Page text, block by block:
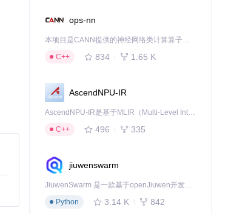
MiniMax H3 是一个通用的全模态生成系统。它支持对由文本、图像、视频和音频组成的多模态上下文进行统一理解，并能生成分辨率高达 2K、时长可达 15 秒的带原生立体声音频的视频。得益于面向任务泛化的系统设计，H3 在预训练阶段就已具备广泛的多模态上下文理解与生成能力，能够出色地执行复杂的多模态指令。
ops-nn
本项目是CANN提供的神经网络类计算算子库，实现网络在NPU上加速计算。
C++
834 1.65 K
AscendNPU-IR
AscendNPU-IR是基于MLIR（Multi-Level Intermediate Representation）构建的，面向昇腾亲和算子编译时使用的中间表示，提供昇腾完备表达能力，通过编译优化提升昇腾AI处理器计算效率，支持通过生态框架使能昇腾AI处理器与深度调优
C++
496 335
jiuwenswarm
JiuwenSwarm 是一款基于openJiuwen开发的智能AI Agent，它能够将大语言模型的强大能力，通过你日常使用的各类通讯应用，直接延伸至你的指尖。
Python
3.14 K 842